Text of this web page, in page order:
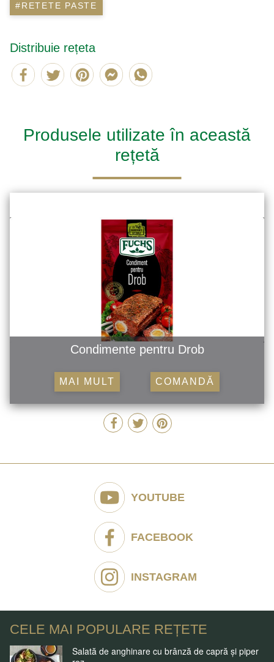
#RETETE PASTE
Distribuie rețeta
Produsele utilizate în această
rețetă
Condimente pentru Drob
MAI MULT COMANDĂ
YOUTUBE
FACEBOOK
INSTAGRAM
CELE MAI POPULARE REȚETE
Salată de anghinare cu brânză de capră și piper